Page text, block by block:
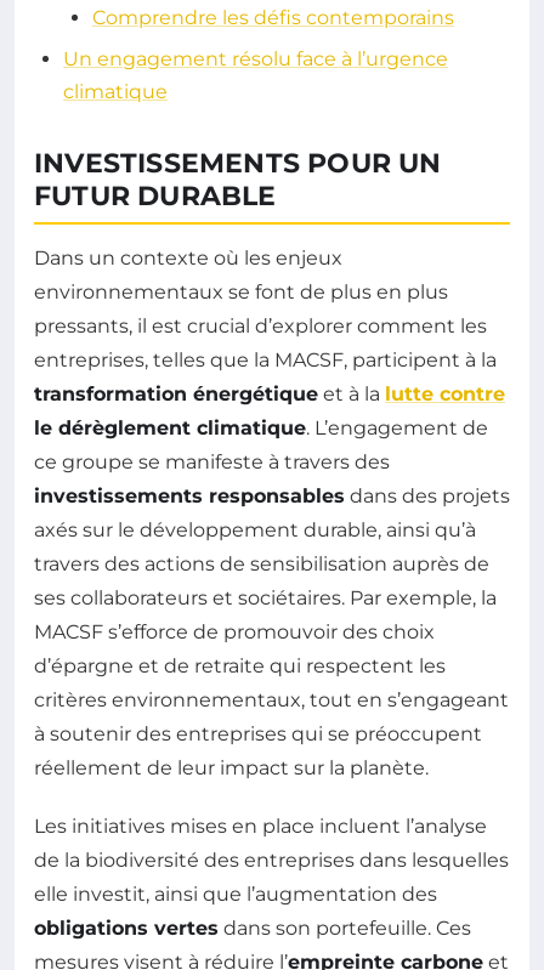
Comprendre les défis contemporains
Un engagement résolu face à l’urgence
climatique
INVESTISSEMENTS POUR UN
FUTUR DURABLE
Dans un contexte où les enjeux
environnementaux se font de plus en plus
pressants, il est crucial d’explorer comment les
entreprises, telles que la MACSF, participent à la
transformation énergétique et à la lutte contre
le dérèglement climatique. L’engagement de
ce groupe se manifeste à travers des
investissements responsables dans des projets
axés sur le développement durable, ainsi qu’à
travers des actions de sensibilisation auprès de
ses collaborateurs et sociétaires. Par exemple, la
MACSF s’efforce de promouvoir des choix
d’épargne et de retraite qui respectent les
critères environnementaux, tout en s’engageant
à soutenir des entreprises qui se préoccupent
réellement de leur impact sur la planète.
Les initiatives mises en place incluent l’analyse
de la biodiversité des entreprises dans lesquelles
elle investit, ainsi que l’augmentation des
obligations vertes dans son portefeuille. Ces
mesures visent à réduire l’empreinte carbone et